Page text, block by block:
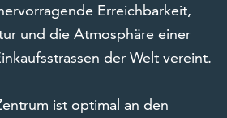
Erreichbarkeit,
und die Atmosphäre einer
der Welt vereint.
ist optimal an den